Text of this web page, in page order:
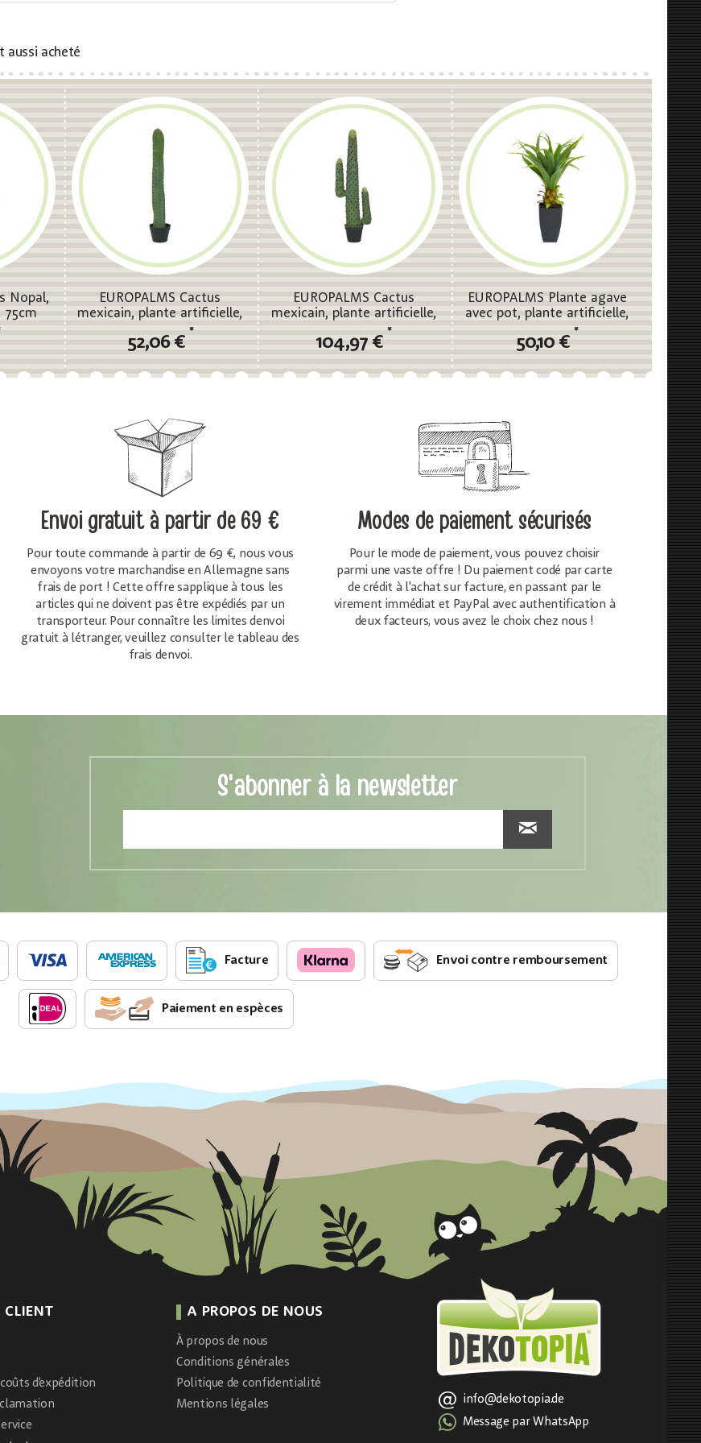
aussi acheté
Nopal,
75cm
EUROPALMS Cactus
mexicain, plante artificielle,
vert, 97cm
52,06 €
*
EUROPALMS Cactus
mexicain, plante artificielle,
104,97 €
*
EUROPALMS Plante agave
avec pot, plante artificielle,
50,10 €
*
Envoi gratuità partir de 69 €
Pour toute commande à partir de 69 €, nous vous
envoyons votre marchandise en Allemagne sans
frais de port ! Cette offre sapplique à tous les
articles qui ne doivent pas être expédiés par un
transporteur. Pour connaître les limites denvoi
gratuit à létranger, veuillez consulter le tableau des
frais denvoi.
Modes de paiement sécurisés
Pour le mode de paiement, vous pouvez choisir
parmi une vaste offre ! Du paiement codé par carte
de crédit à l'achat sur facture, en passant par le
virement immédiat et PayPal avec authentification à
deux facteurs, vous avez le choix chez nous !
S'abonner à la newsletter
Facture Envoi contre remboursement
Paiement en espèces
CLIENT
d’expédition
A PROPOS DE NOUS
À propos de nous
Conditions générales
Politique de confidentialité
Mentions légales
info@dekotopia.de
Message par WhatsApp